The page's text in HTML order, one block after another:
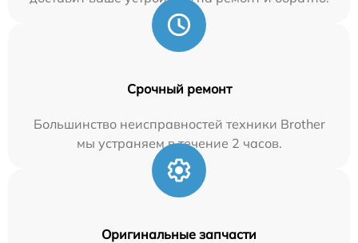
Срочный ремонт
Большинство неисправностей техники Brother
мы устраняем в течение 2 часов.
Оригинальные запчасти